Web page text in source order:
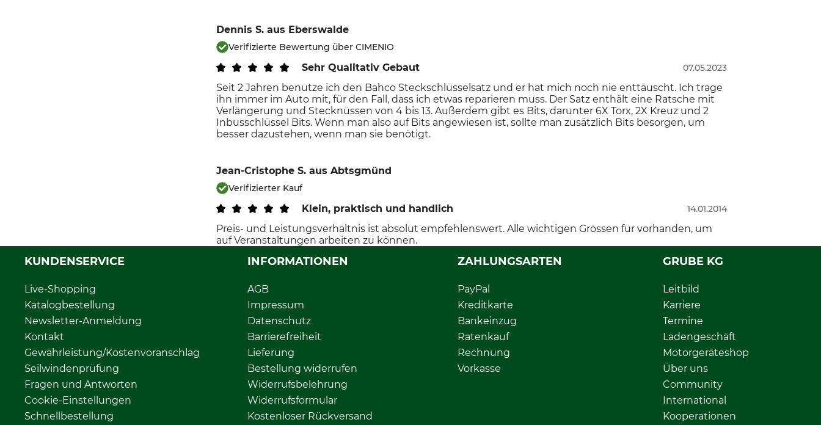
Dennis S. aus Eberswalde
Verifizierte Bewertung über CIMENIO
Sehr Qualitativ Gebaut 07.05.2023
Seit 2 Jahren benutze ich den Bahco Steckschlüsselsatz und er hat mich noch nie enttäuscht. Ich trage
ihn immer im Auto mit, für den Fall, dass ich etwas reparieren muss. Der Satz enthält eine Ratsche mit
Verlängerung und Stecknüssen von 4 bis 13. Außerdem gibt es Bits, darunter 6X Torx, 2X Kreuz und 2
Inbusschlüssel Bits. Wenn man also auf Bits angewiesen ist, sollte man zusätzlich Bits besorgen, um
besser dazustehen, wenn man sie benötigt.
Jean-Cristophe S. aus Abtsgmünd
Verifizierter Kauf
Klein, praktisch und handlich 14.01.2014
Preis- und Leistungsverhältnis ist absolut empfehlenswert. Alle wichtigen Grössen für vorhanden, um
auf Veranstaltungen arbeiten zu können.
KUNDENSERVICE
Live-Shopping
Katalogbestellung
Newsletter-Anmeldung
Kontakt
Gewährleistung/Kostenvoranschlag
Seilwindenprüfung
Fragen und Antworten
Cookie-Einstellungen
Schnellbestellung
INFORMATIONEN
AGB
Impressum
Datenschutz
Barrierefreiheit
Lieferung
Bestellung widerrufen
Widerrufsbelehrung
Widerrufsformular
Kostenloser Rückversand
ZAHLUNGSARTEN
PayPal
Kreditkarte
Bankeinzug
Ratenkauf
Rechnung
Vorkasse
GRUBE KG
Leitbild
Karriere
Termine
Ladengeschäft
Motorgeräteshop
Über uns
Community
International
Kooperationen